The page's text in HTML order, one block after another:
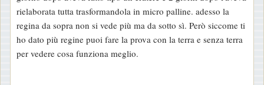
rielaborata tutta trasformandola in micro palline. adesso la
regina da sopra non si vede più ma da sotto sì. Però siccome ti
ho dato più regine puoi fare la prova con la terra e senza terra
per vedere cosa funziona meglio.